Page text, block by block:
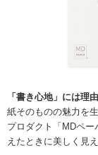
「書き心地」には理
紙そのものの魅力を
プロダクト「MDペ
えたときに美しく見